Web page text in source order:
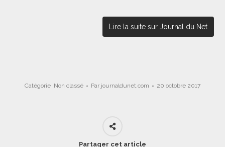
Lire la suite sur Journal du Net
Catégorie Non classé Par journaldunet.com 20 octobre 2017
Partager cet article